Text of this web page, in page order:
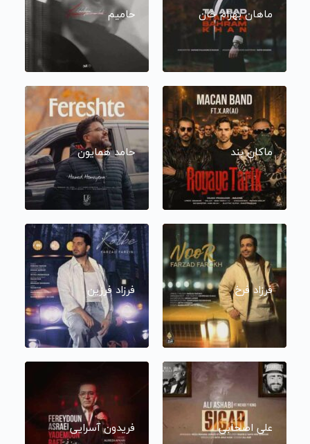
ماهان بهرام خان حامیم
ماکان بند حامد همایون
فرزاد فرخ فرزاد فرزین
علی اصحابی فریدون آسرایی